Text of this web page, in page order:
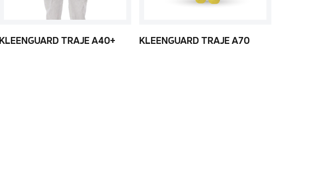
KLEENGUARD TRAJE A40+ KLEENGUARD TRAJE A70